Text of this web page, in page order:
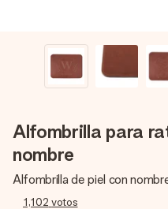
Alfombrilla para
nombre
Alfombrilla de piel con
1,102 votos